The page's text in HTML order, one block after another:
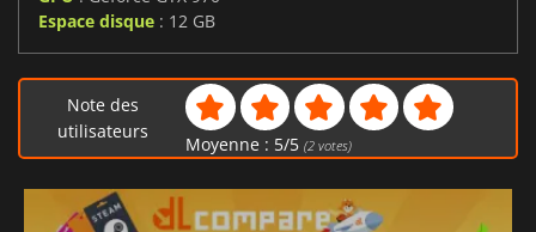
Espace disque : 12 GB
Note des
utilisateurs
Moyenne : 5/5 (2votes)